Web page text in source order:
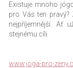
Existuje mnoho
pro Vás ten pravý?
nejpříjemnější. Ať
stejnému cíli.
www.joga-pro-